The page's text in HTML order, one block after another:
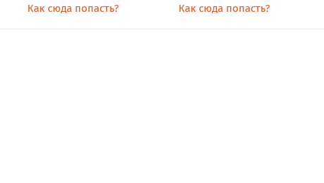
Как сюда попасть? Как сюда попасть?